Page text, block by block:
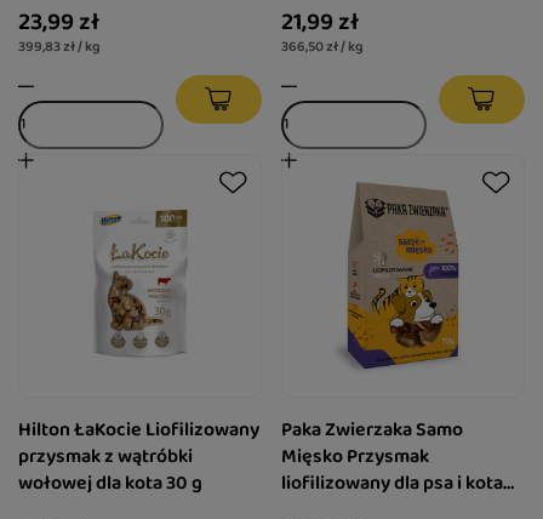
23,99 zł
399,83 zł / kg
21,99 zł
366,50 zł / kg
Hilton ŁaKocie Liofilizowany
przysmak z wątróbki
wołowej dla kota 30 g
Paka Zwierzaka Samo
Mięsko Przysmak
liofilizowany dla psa i kota